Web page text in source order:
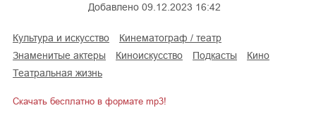
Добавлено 09.12.2023 16:42
культура и искусство
кинематограф / театр
знаменитые актеры
киноискусство подкасты
кино
театральная жизнь
Скачать бесплатно в формате mp3!